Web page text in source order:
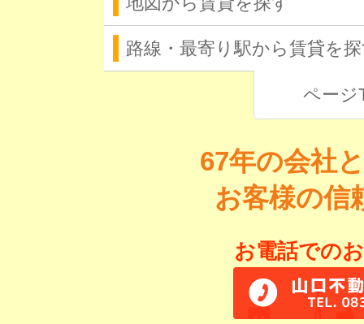
路線・最寄り駅から賃貸を
ページ
67年の会社
お客様の信
お電話での